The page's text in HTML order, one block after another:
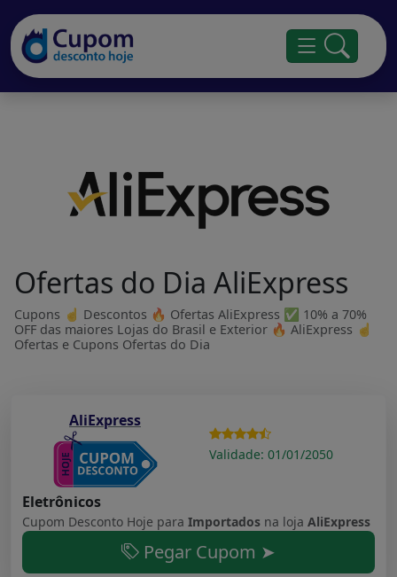
Ofertas do Dia AliExpress
Cupons ☝ Descontos 🔥 Ofertas AliExpress ✅ 10% a 70%
OFF das maiores Lojas do Brasil e Exterior 🔥 AliExpress ☝
Ofertas e Cupons Ofertas do Dia
AliExpress
Validade: 01/01/2050
Eletrônicos
Cupom Desconto Hoje para Importados na loja AliExpress
Pegar Cupom ➤